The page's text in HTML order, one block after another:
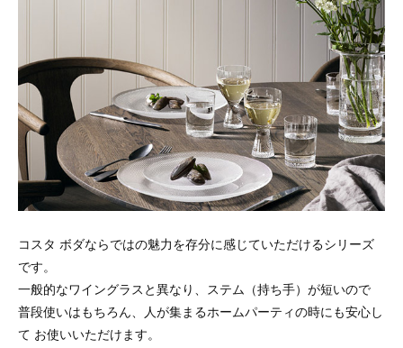
コスタ ボダならではの魅力を存分に感じていただけるシリーズ
です。
一般的なワイングラスと異なり、ステム（持ち手）が短いので
普段使いはもちろん、人が集まるホームパーティの時にも安心し
て お使いいただけます。